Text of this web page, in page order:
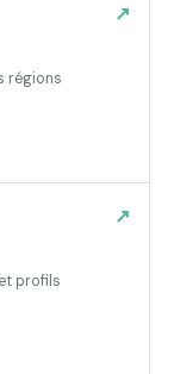
régions
↗
profils
↗